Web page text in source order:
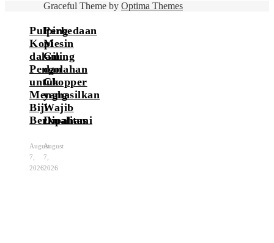
Pulping
Kopi
dalam
Pengolahan
untuk
Menghasilkan
Biji
Berkualitas
August
7,
2026
Perbedaan
Mesin
Giling
dan
Chopper
yang
Wajib
Dipahami
August
7,
2026
Graceful Theme by Optima Themes